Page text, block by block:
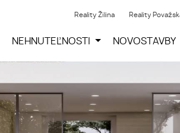
Reality Žilina Reality
NEHNUTEĽNOSTI NOVOSTAVBY